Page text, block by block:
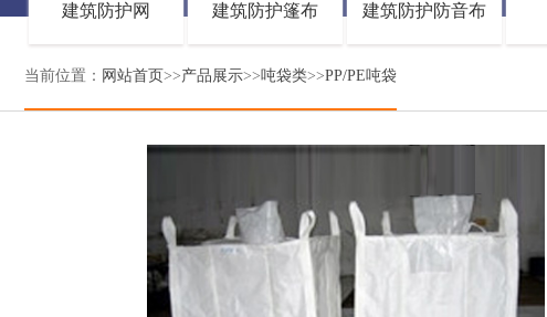
建筑防护网 建筑防护篷布 建筑防护防音布
当前位置： 网站首页>>产品展示>>吨袋类>>PP/PE吨袋